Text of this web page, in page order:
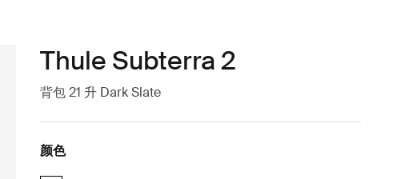
Thule Subterra 2
背包 21 升 Dark Slate
颜色